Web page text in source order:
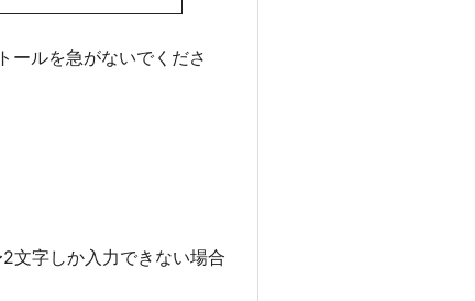
ールを急がないでくださ
文字しか入力できない場合